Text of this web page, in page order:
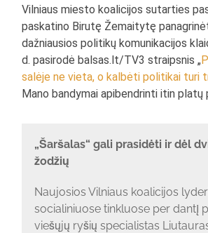
Vilniaus miesto koalicijos sutarties
paskatino Birutę Žemaitytę
dažniausios politikų komunikacijos
d. pasirodė balsas.lt/TV3 straipsnis „
salėje ne vieta, o kalbėti politikai turi
Mano bandymai apibendrinti itin platų
„Šaršalas“ gali prasidėti ir dėl
žodžių
Naujosios Vilniaus koalicijos
socialiniuose tinkluose per dantį
viešųjų ryšių specialistas